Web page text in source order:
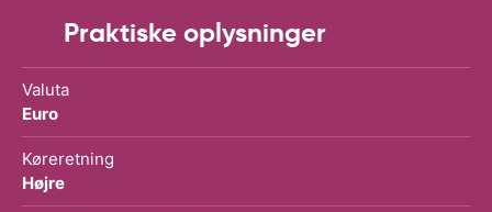
Praktiske oplysninger
Valuta
Euro
Køreretning
Højre